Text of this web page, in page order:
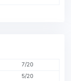
7/20
5/20